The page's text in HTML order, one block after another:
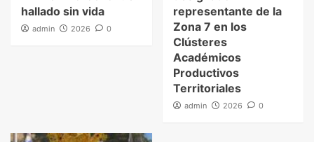
hallado sin vida
admin 2026 0
representante de la
Zona 7 en los
Clústeres
Académicos
Productivos
Territoriales
admin 2026 0